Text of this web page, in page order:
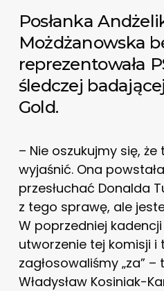
Posłanka
Możdżanowska
reprezentowała
śledczej
Gold.
– Nie oszukujmy się,
wyjaśnić. Ona
przesłuchać Donalda
z tego sprawę, ale
W poprzedniej kadencji
utworzenie tej komisji i
zagłosowaliśmy „za” –
Władysław Kosiniak-